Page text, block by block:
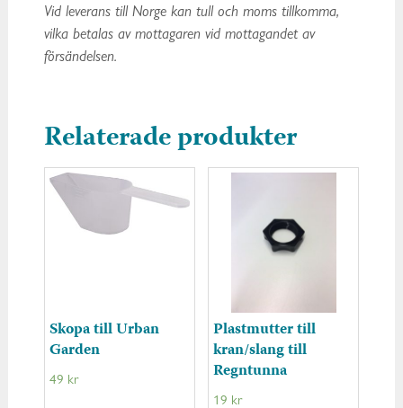
Vid leverans till Norge kan tull och moms tillkomma,
vilka betalas av mottagaren vid mottagandet av
försändelsen.
Relaterade produkter
Skopa till Urban
Garden
49 kr
Plastmutter till
kran/slang till
Regntunna
19 kr